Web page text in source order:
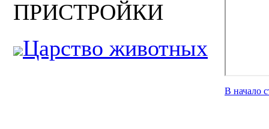
ПРИСТРОЙКИ
Царство животных
В начало